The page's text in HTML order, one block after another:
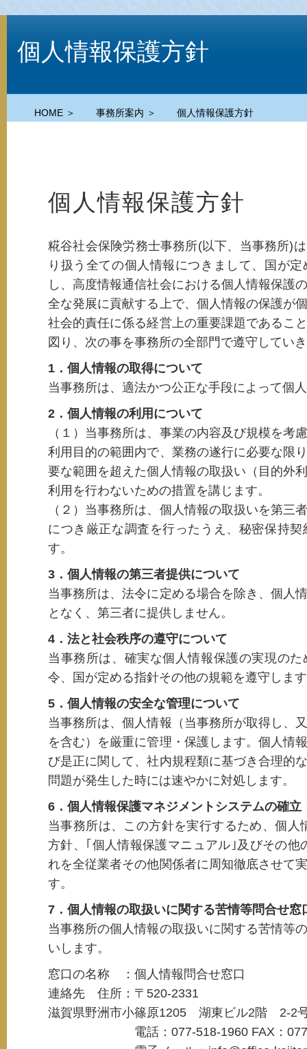
個人情報保護方針
HOME ＞ 事務所案内 ＞ 個人情報保護方針
個人情報保護方針
糀谷社会保険労務士事務所(以下、当事務所)
り扱う全ての個人情報につきまして、国が
し、高度情報通信社会における個人情報保護
全な発展に貢献する上で、個人情報の保護が
社会的責任に係る経営上の重要課題であるこ
図り、次の事を事務所の全部門で遵守してい
1．個人情報の取得について
当事務所は、適法かつ公正な手段によって個
2．個人情報の利用について
（１）当事務所は、事業の内容及び規模を考
利用目的の範囲内で、業務の遂行に必要な限
要な範囲を超えた個人情報の取扱い（目的外
利用を行わないための措置を講じます。
（２）当事務所は、個人情報の取扱いを第三
につき厳正な調査を行ったうえ、秘密保持
す。
3．個人情報の第三者提供について
当事務所は、法令に定める場合を除き、個人
となく、第三者に提供しません。
4．法と社会秩序の遵守について
当事務所は、確実な個人情報保護の実現の
令、国が定める指針その他の規範を遵守しま
5．個人情報の安全な管理について
当事務所は、個人情報（当事務所が取得し、
を含む）を厳重に管理・保護します。個人情
び是正に関して、社内規程類に基づき合理的
問題が発生した時には速やかに対処します。
6．個人情報保護マネジメントシステムの確立
当事務所は、この方針を実行するため、個
方針、｢個人情報保護マニュアル｣及びその
れを全従業者その他関係者に周知徹底させて
す。
7．個人情報の取扱いに関する苦情等問合せ窓
当事務所の個人情報の取扱いに関する苦情等
いします。
窓口の名称 ：個人情報問合せ窓口
連絡先 住所：〒520-2331
滋賀県野洲市小篠原1205 湖東ビル2階 2-2
電話：077-518-1960 FAX：077-